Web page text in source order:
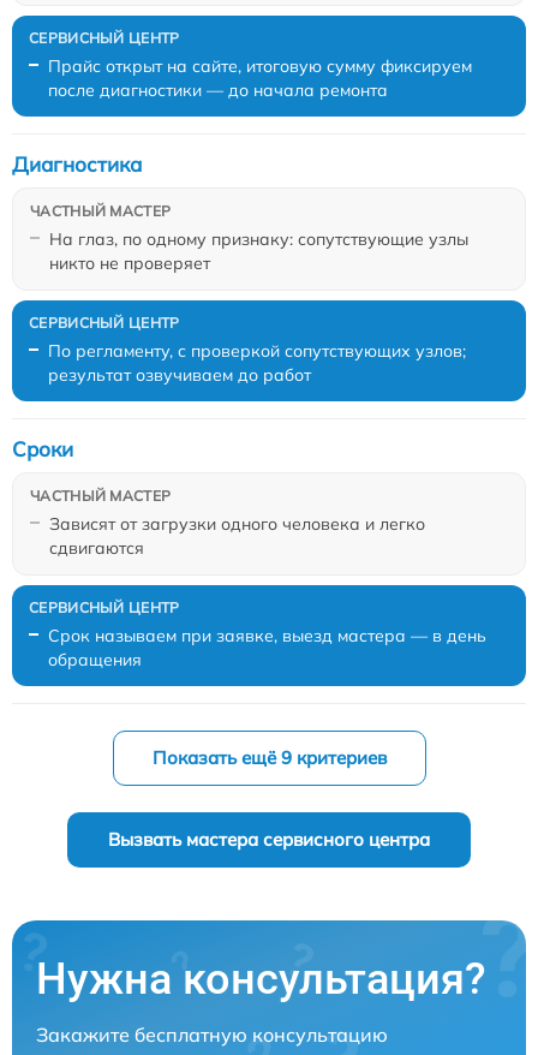
Прайс открыт на сайте, итоговую сумму фиксируем
после диагностики — до начала ремонта
На глаз, по одному признаку: сопутствующие узлы
никто не проверяет
Диагностика
По регламенту, с проверкой сопутствующих узлов;
результат озвучиваем до работ
Зависят от загрузки одного человека и легко
сдвигаются
Сроки
Срок называем при заявке, выезд мастера — в день
обращения
Показать ещё 9 критериев
Вызвать мастера сервисного центра
Нужна консультация?
Закажите бесплатную консультацию